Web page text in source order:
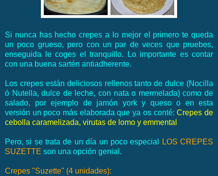
Si nunca has hecho crepes a lo mejor el primero te queda
un poco grueso, pero con un par de veces que pruebes,
enseguida le coges el tranquillo. Lo importante es contar
con una buena sartén antiadherente.
Los crepes están deliciosos rellenos tanto de dulce (Nocilla
ó Nutella, dulce de leche, con nata o mermelada) como de
salado, por ejemplo de jamón york y queso o en esta
versión un poco más elaborada que ya os conté:Crepes de
cebolla caramelizada, virutas de lomo y emmental
Pero, si se trata de un día un poco especial
LOS CREPES
SUZETTE son una opción genial.
Crepes "Suzette" (4 unidades):